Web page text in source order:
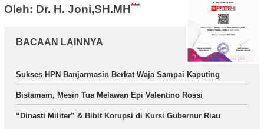
Oleh: Dr. H. Joni,SH.MH***
BACAAN LAINNYA
Sukses HPN Banjarmasin Berkat Waja Sampai Kaputing
Bistamam, Mesin Tua Melawan Epi Valentino Rossi
“Dinasti Militer” & Bibit Korupsi di Kursi Gubernur Riau